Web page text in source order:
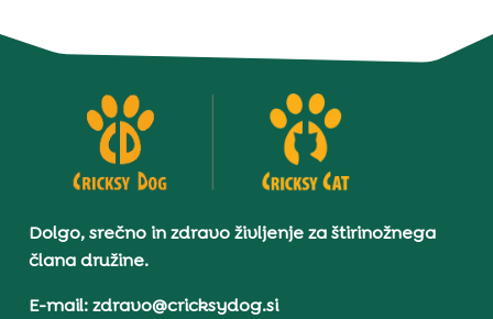
Dolgo, srečno in zdravo življenje za štirinožnega
člana družine.
E-mail: zdravo@cricksydog.si